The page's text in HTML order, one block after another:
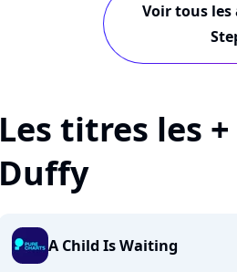
Voir tous les
Les titres les
Duffy
A Child Is Waiting